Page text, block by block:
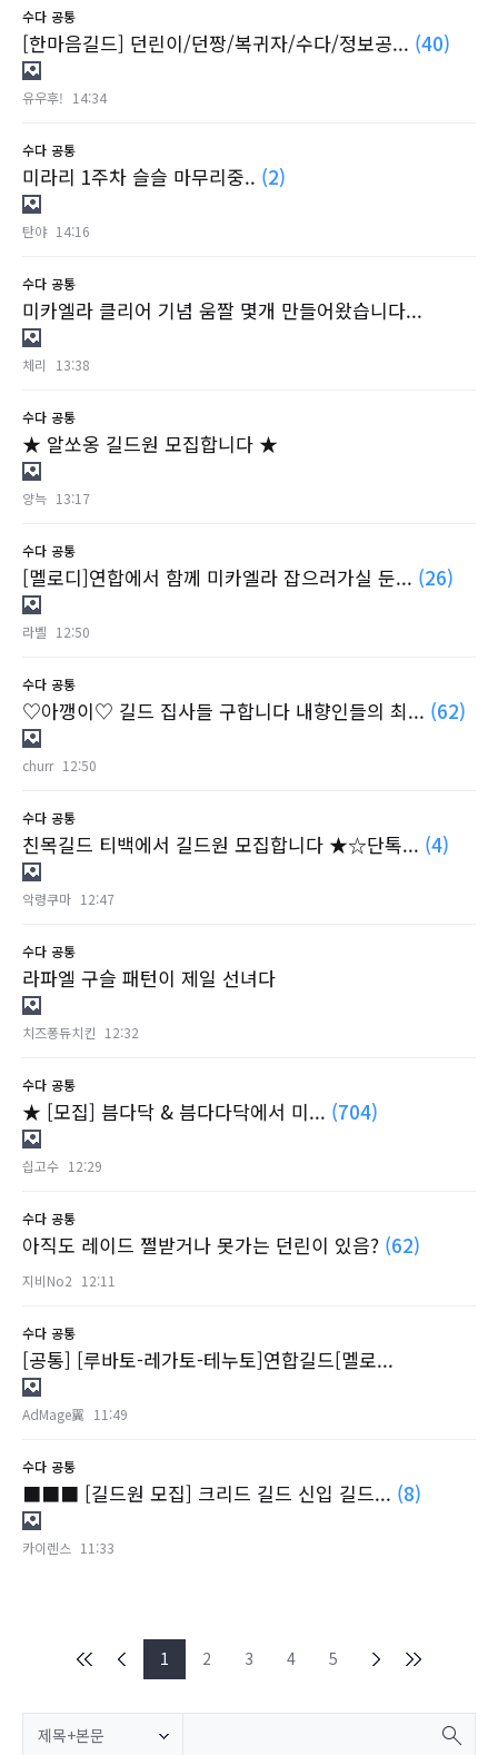
수다 공통
[한마음길드] 던린이/던짱/복귀자/수다/정보공... (40)
유우후! 14:34
수다 공통
미라리 1주차 슬슬 마무리중.. (2)
탄야 14:16
수다 공통
미카엘라 클리어 기념 움짤 몇개 만들어왔습니다...
체리 13:38
수다 공통
★ 알쏘옹 길드원 모집합니다 ★
양늑 13:17
수다 공통
[멜로디]연합에서 함께 미카엘라 잡으러가실 둔... (26)
라벨 12:50
수다 공통
♡아깽이♡ 길드 집사들 구합니다 내향인들의 최... (62)
churr 12:50
수다 공통
친목길드 티백에서 길드원 모집합니다 ★☆단톡... (4)
악령쿠마 12:47
수다 공통
라파엘 구슬 패턴이 제일 선녀다
치즈퐁듀치킨 12:32
수다 공통
★ [모집] 븜다닥 & 븜다다닥에서 미... (704)
싑고수 12:29
수다 공통
아직도 레이드 쩔받거나 못가는 던린이 있음? (62)
지비No2 12:11
수다 공통
[공통] [루바토-레가토-테누토]연합길드[멜로...
AdMage翼 11:49
수다 공통
■■■ [길드원 모집] 크리드 길드 신입 길드... (8)
카이렌스 11:33
1 2 3 4 5
제목+본문